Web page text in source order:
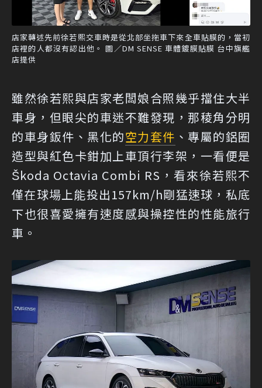
店家轉述先前徐若熙交車時是從北部坐拖車下來全車貼膜的，當初
店裡的人都沒有認出他。 圖／DM SENSE 車體鍍膜貼膜 台中旗艦
店提供
雖然徐若熙與店家老闆娘合照幾乎擋住大半
車身，但眼尖的車迷不難發現，那稜角分明
的車身鈑件、黑化的空力套件 、專屬的鋁圈
造型與紅色卡鉗加上車頂行李架，一看便是
Škoda Octavia Combi RS，看來徐若熙不
僅在球場上能投出157km/h剛猛速球，私底
下也很喜愛擁有速度感與操控性的性能旅行
車。